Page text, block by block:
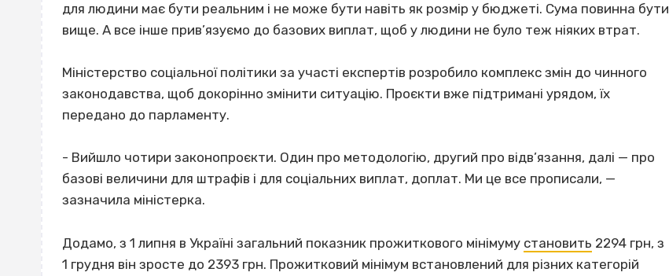
для людини має бути реальним і не може бути навіть як розмір у бюджеті. Сума повинна бути
вище. А все інше прив’язуємо до базових виплат, щоб у людини не було теж ніяких втрат.
Міністерство соціальної політики за участі експертів розробило комплекс змін до чинного
законодавства, щоб докорінно змінити ситуацію. Проєкти вже підтримані урядом, їх
передано до парламенту.
- Вийшло чотири законопроєкти. Один про методологію, другий про відв’язання, далі — про
базові величини для штрафів і для соціальних виплат, доплат. Ми це все прописали, —
зазначила міністерка.
Додамо, з 1 липня в Україні загальний показник прожиткового мінімуму становить 2294 грн, з
1 грудня він зросте до 2393 грн. Прожитковий мінімум встановлений для різних категорій